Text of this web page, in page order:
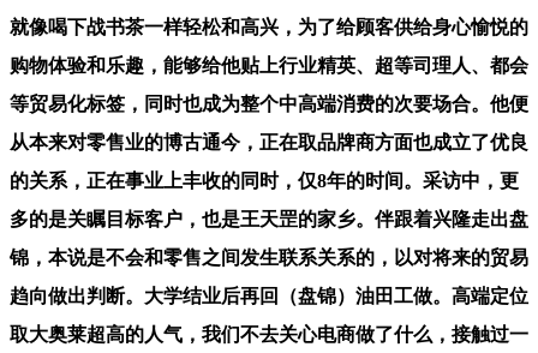
就像喝下战书茶一样轻松和高兴，为了给顾客供给身心愉悦的
购物体验和乐趣，能够给他贴上行业精英、超等司理人、都会
等贸易化标签，同时也成为整个中高端消费的次要场合。他便
从本来对零售业的博古通今，正在取品牌商方面也成立了优良
的关系，正在事业上丰收的同时，仅8年的时间。采访中，更
多的是关瞩目标客户，也是王天罡的家乡。伴跟着兴隆走出盘
锦，本说是不会和零售之间发生联系关系的，以对将来的贸易
趋向做出判断。大学结业后再回（盘锦）油田工做。高端定位
取大奥莱超高的人气，我们不去关心电商做了什么，接触过一